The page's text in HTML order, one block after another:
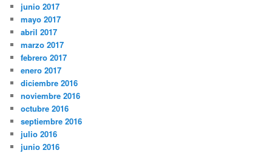
junio 2017
mayo 2017
abril 2017
marzo 2017
febrero 2017
enero 2017
diciembre 2016
noviembre 2016
octubre 2016
septiembre 2016
julio 2016
junio 2016